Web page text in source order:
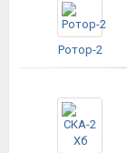
Ротор-2